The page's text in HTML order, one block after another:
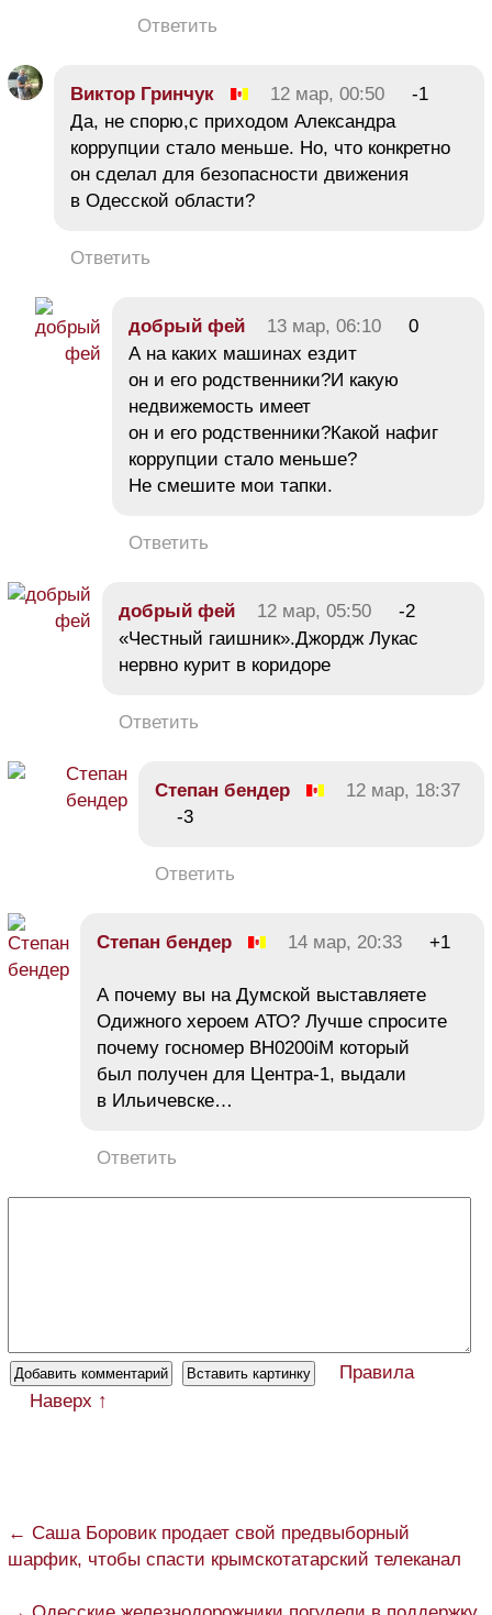
Ответить
Виктор Гринчук 12 мар, 00:50
-1
Да, не спорю,с приходом Александра
коррупции стало меньше. Но, что конкретно
он сделал для безопасности движения
в Одесской области?
Ответить
добрый фей 13 мар, 06:10
0
А на каких машинах ездит
он и его родственники?И какую
недвижемость имеет
он и его родственники?Какой нафиг
коррупции стало меньше?
Не смешите мои тапки.
Ответить
добрый фей 12 мар, 05:50
-2
«Честный гаишник».Джордж Лукас
нервно курит в коридоре
Ответить
Степан бендер
12 мар, 18:37
-3
Ответить
Степан бендер 14 мар, 20:33 +1
А почему вы на Думской выставляете
Одижного хероем АТО? Лучше спросите
почему госномер ВН0200iМ который
был получен для Центра-1, выдали
в Ильичевске…
Ответить
Правила
Наверх ↑
← Саша Боровик продает свой предвыборный
шарфик, чтобы спасти крымскотатарский телеканал